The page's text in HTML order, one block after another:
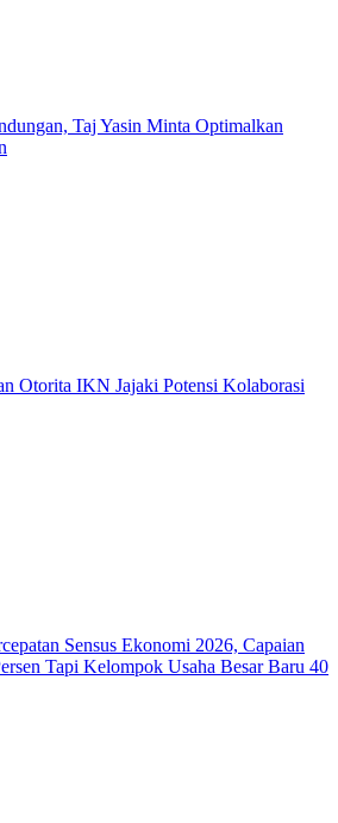
Taj Yasin Minta Optimalkan
Otorita IKN Jajaki Potensi Kolaborasi
Sensus Ekonomi 2026, Capaian
Tapi Kelompok Usaha Besar Baru 40